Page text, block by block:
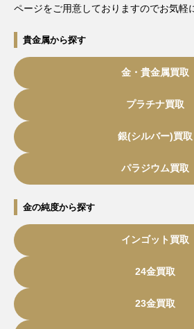
ページをご用意しておりますのでお気軽
貴金属から探す
金・貴金属買取
プラチナ買取
銀(シルバー)買取
パラジウム買取
金の純度から探す
インゴット買取
24金買取
23金買取